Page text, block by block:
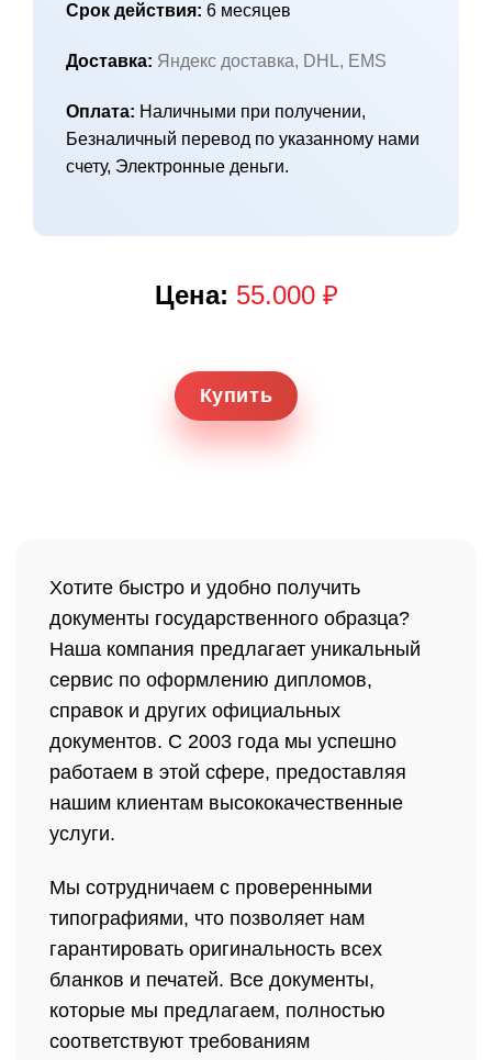
Срок действия: 6 месяцев
Доставка: Яндекс доставка, DHL, EMS
Оплата: Наличными при получении,
Безналичный перевод по указанному нами
счету, Электронные деньги.
Цена: 55.000 ₽
Купить
Хотите быстро и удобно получить
документы государственного образца?
Наша компания предлагает уникальный
сервис по оформлению дипломов,
справок и других официальных
документов. С 2003 года мы успешно
работаем в этой сфере, предоставляя
нашим клиентам высококачественные
услуги.
Мы сотрудничаем с проверенными
типографиями, что позволяет нам
гарантировать оригинальность всех
бланков и печатей. Все документы,
которые мы предлагаем, полностью
соответствуют требованиям